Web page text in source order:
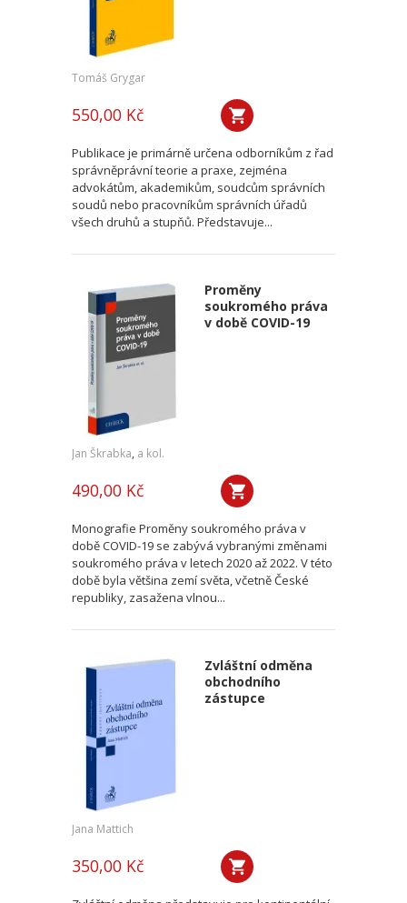
Tomáš Grygar
550,00 Kč
Publikace je primárně určena odborníkům z řad
správněprávní teorie a praxe, zejména
advokátům, akademikům, soudcům správních
soudů nebo pracovníkům správních úřadů
všech druhů a stupňů. Představuje...
Proměny
soukromého práva
v době COVID-19
Jan Škrabka, a kol.
490,00 Kč
Monografie Proměny soukromého práva v
době COVID-19 se zabývá vybranými změnami
soukromého práva v letech 2020 až 2022. V této
době byla většina zemí světa, včetně České
republiky, zasažena vlnou...
Zvláštní odměna
obchodního
zástupce
Jana Mattich
350,00 Kč